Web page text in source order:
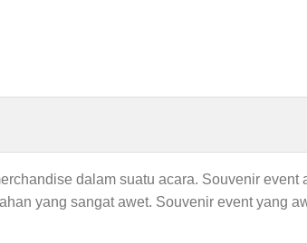
dalam suatu acara. Souvenir event
yang sangat awet. Souvenir event yang